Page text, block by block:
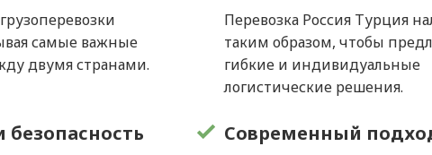
самые важные
двумя странами.
Перевозка Россия Турция
таким образом, чтобы
гибкие и индивидуальные
логистические решения.
безопасность Современный